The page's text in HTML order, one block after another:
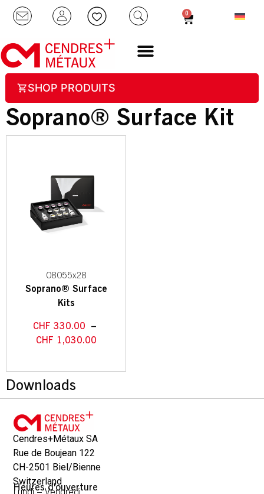
0
SHOP PRODUITS
Soprano® Surface Kit
08055x28
Soprano® Surface
Kits
CHF 330.00 –
CHF 1,030.00
Downloads
Cendres+Métaux SA
Rue de Boujean 122
CH-2501 Biel/Bienne
Switzerland
Heures d'ouverture